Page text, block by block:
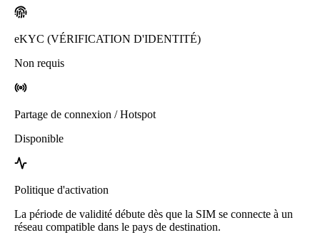
eKYC (VÉRIFICATION D'IDENTITÉ)
Non requis
Partage de connexion / Hotspot
Disponible
Politique d'activation
La période de validité débute dès que la SIM se connecte à un
réseau compatible dans le pays de destination.